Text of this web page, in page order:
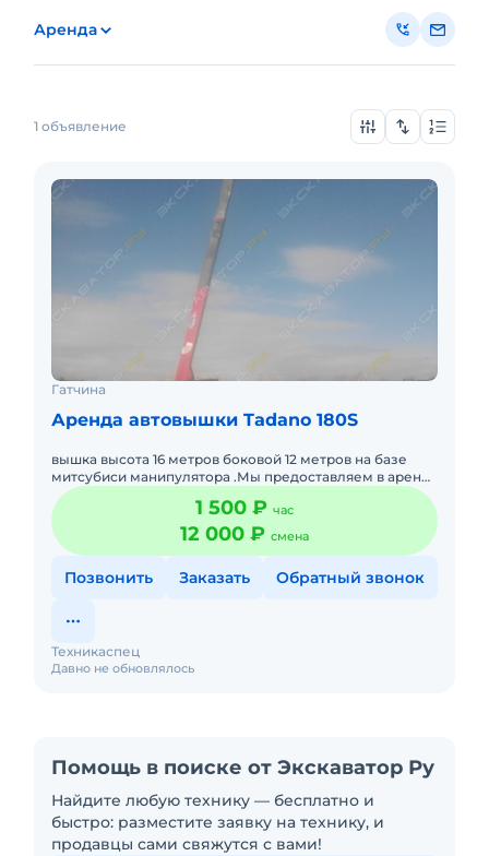
Аренда
1 объявление
Гатчина
Аренда автовышки Tadano 180S
вышка высота 16 метров боковой 12 метров на базе
митсубиси манипулятора .Мы предоставляем в аренду
автовышки для различных нужд: мытье витрин и окон
замена ламп
1 500 ₽ час
12 000 ₽ смена
Позвонить Заказать Обратный звонок
Давно не обновлялось
Техникаспец
Помощь в поиске от Экскаватор Ру
Найдите любую технику — бесплатно и
быстро: разместите заявку на технику, и
продавцы сами свяжутся с вами!